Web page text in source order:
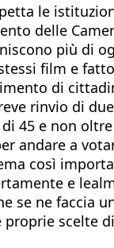
le
delle
più di
film e
di
rinvio di
45 e non
andare a
così
e
se ne faccia
scelte